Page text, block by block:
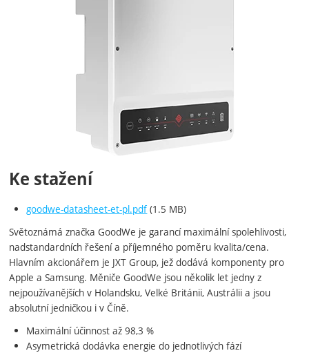
Ke stažení
goodwe-datasheet-et-pl.pdf (1.5 MB)
Světoznámá značka GoodWe je garancí maximální spolehlivosti,
nadstandardních řešení a příjemného poměru kvalita/cena.
Hlavním akcionářem je JXT Group, jež dodává komponenty pro
Apple a Samsung. Měniče GoodWe jsou několik let jedny z
nejpoužívanějších v Holandsku, Velké Británii, Austrálii a jsou
absolutní jedničkou i v Číně.
Maximální účinnost až 98,3 %
Asymetrická dodávka energie do jednotlivých fází